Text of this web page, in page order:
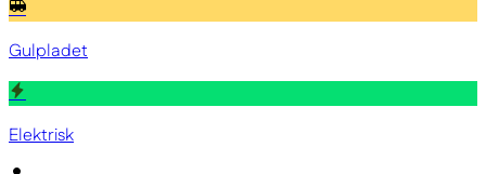
Gulpladet
Elektrisk